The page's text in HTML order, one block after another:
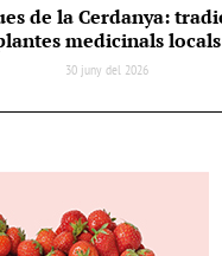
de la Cerdanya:
medicinals locals
30 juny del 2026